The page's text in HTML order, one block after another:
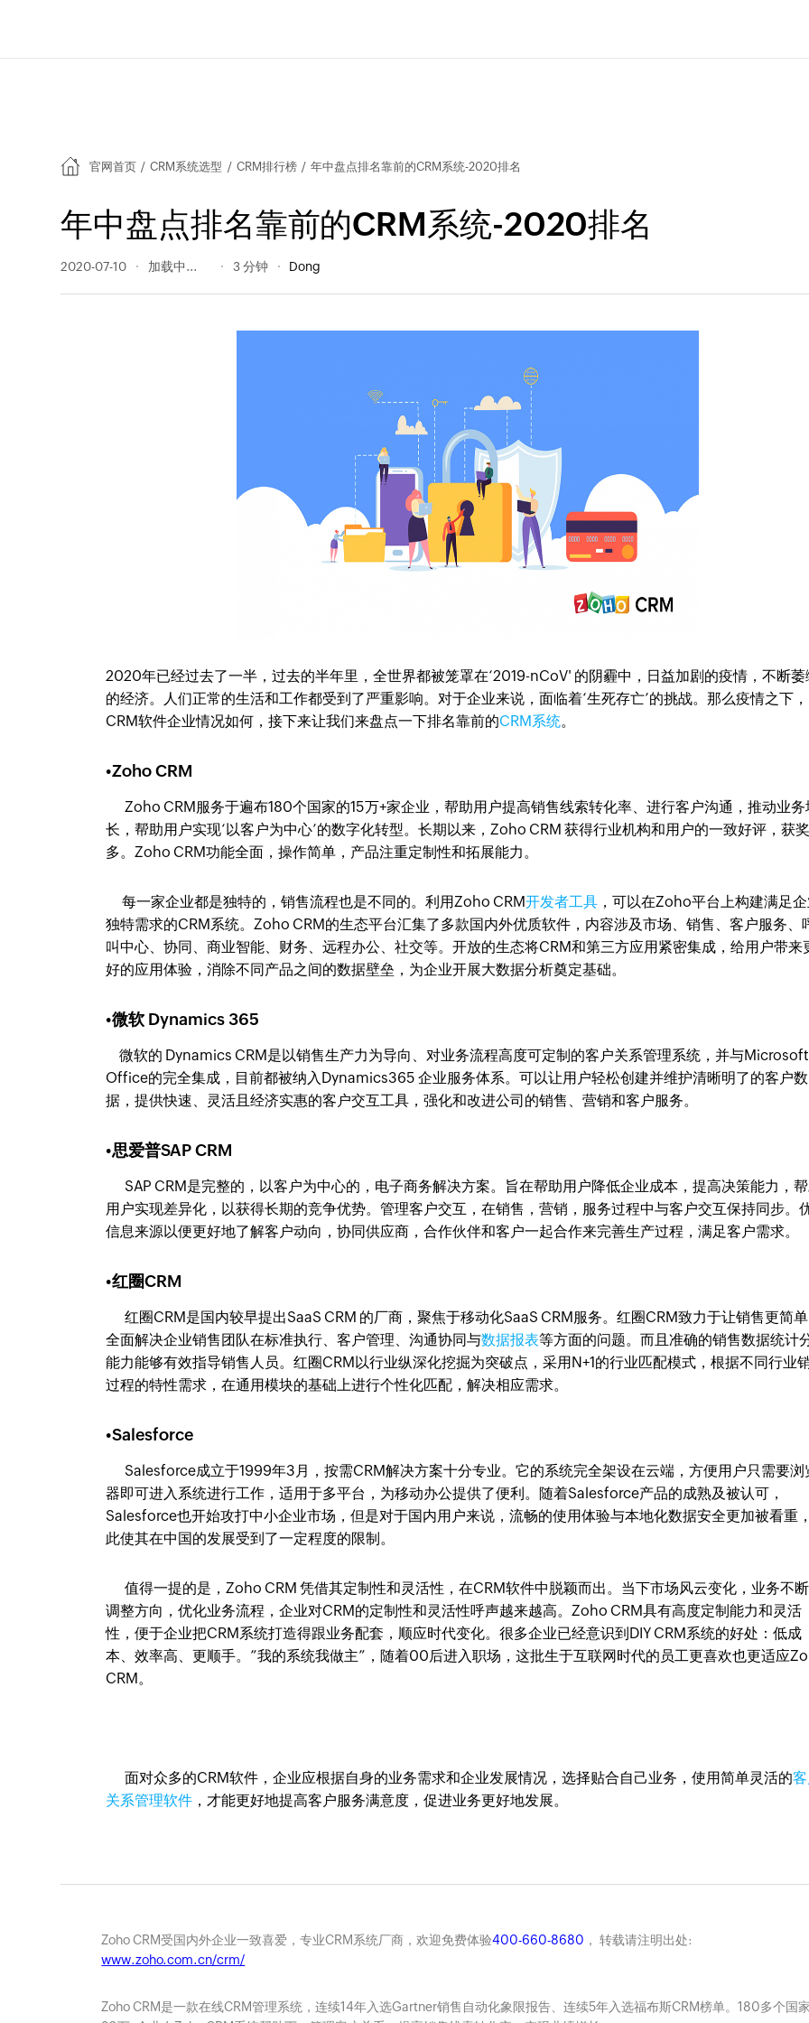
官网首页 / CRM系统选型 / CRM排行榜 / 年中盘点排名靠前的CRM系统-2020排名
年中盘点排名靠前的CRM系统-2020排名
2020-07-10 804 阅读量 3 分钟 Dong
2020年已经过去了一半，过去的半年里，全世界都被笼罩在‘2019-nCoV' 的阴霾中，日益加剧的疫情，不断萎
的经济。人们正常的生活和工作都受到了严重影响。对于企业来说，面临着‘生死存亡’的挑战。那么疫情之下，
CRM软件企业情况如何，接下来让我们来盘点一下排名靠前的CRM系统。
•Zoho CRM
Zoho CRM服务于遍布180个国家的15万+家企业，帮助用户提高销售线索转化率、进行客户沟通，推动业务
长，帮助用户实现‘以客户为中心’的数字化转型。长期以来，Zoho CRM 获得行业机构和用户的一致好评，获
多。Zoho CRM功能全面，操作简单，产品注重定制性和拓展能力。
每一家企业都是独特的，销售流程也是不同的。利用Zoho CRM开发者工具 ，可以在Zoho平台上构建满足
独特需求的CRM系统。Zoho CRM的生态平台汇集了多款国内外优质软件，内容涉及市场、销售、客户服务、
叫中心、协同、商业智能、财务、远程办公、社交等。开放的生态将CRM和第三方应用紧密集成，给用户带来
好的应用体验，消除不同产品之间的数据壁垒，为企业开展大数据分析奠定基础。
•微软 Dynamics 365
微软的 Dynamics CRM是以销售生产力为导向、对业务流程高度可定制的客户关系管理系统，并与Microsoft
Office的完全集成，目前都被纳入Dynamics365 企业服务体系。可以让用户轻松创建并维护清晰明了的客户数
据，提供快速、灵活且经济实惠的客户交互工具，强化和改进公司的销售、营销和客户服务。
•思爱普SAP CRM
SAP CRM是完整的，以客户为中心的，电子商务解决方案。旨在帮助用户降低企业成本，提高决策能力，
用户实现差异化，以获得长期的竞争优势。管理客户交互，在销售，营销，服务过程中与客户交互保持同步。
信息来源以便更好地了解客户动向，协同供应商，合作伙伴和客户一起合作来完善生产过程，满足客户需求。
•红圈CRM
红圈CRM是国内较早提出SaaS CRM 的厂商，聚焦于移动化SaaS CRM服务。红圈CRM致力于让销售更简单
全面解决企业销售团队在标准执行、客户管理、沟通协同与数据报表等方面的问题。而且准确的销售数据统计
能力能够有效指导销售人员。红圈CRM以行业纵深化挖掘为突破点，采用N+1的行业匹配模式，根据不同行业
过程的特性需求，在通用模块的基础上进行个性化匹配，解决相应需求。
•Salesforce
Salesforce成立于1999年3月，按需CRM解决方案十分专业。它的系统完全架设在云端，方便用户只需要浏
器即可进入系统进行工作，适用于多平台，为移动办公提供了便利。随着Salesforce产品的成熟及被认可，
Salesforce也开始攻打中小企业市场，但是对于国内用户来说，流畅的使用体验与本地化数据安全更加被看重
此使其在中国的发展受到了一定程度的限制。
值得一提的是，Zoho CRM 凭借其定制性和灵活性，在CRM软件中脱颖而出。当下市场风云变化，业务不
调整方向，优化业务流程，企业对CRM的定制性和灵活性呼声越来越高。Zoho CRM具有高度定制能力和灵活
性，便于企业把CRM系统打造得跟业务配套，顺应时代变化。很多企业已经意识到DIY CRM系统的好处：低成
本、效率高、更顺手。”我的系统我做主”，随着00后进入职场，这批生于互联网时代的员工更喜欢也更适应
CRM。
面对众多的CRM软件，企业应根据自身的业务需求和企业发展情况，选择贴合自己业务，使用简单灵活的
关系管理软件 ，才能更好地提高客户服务满意度，促进业务更好地发展。
Zoho CRM受国内外企业一致喜爱，专业CRM系统厂商，欢迎免费体验400-660-8680 ， 转载请注明出处:
www.zoho.com.cn/crm/
Zoho CRM是一款在线CRM管理系统，连续14年入选Gartner销售自动化象限报告、连续5年入选福布斯CRM榜单。180多个国